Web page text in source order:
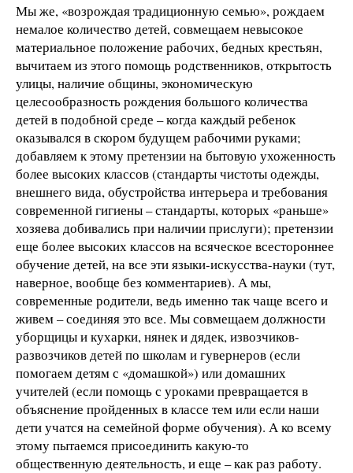
Мы же, «возрождая традиционную семью», рождаем
немалое количество детей, совмещаем невысокое
материальное положение рабочих, бедных крестьян,
вычитаем из этого помощь родственников, открытость
улицы, наличие общины, экономическую
целесообразность рождения большого количества
детей в подобной среде – когда каждый ребенок
оказывался в скором будущем рабочими руками;
добавляем к этому претензии на бытовую ухоженность
более высоких классов (стандарты чистоты одежды,
внешнего вида, обустройства интерьера и требования
современной гигиены – стандарты, которых «раньше»
хозяева добивались при наличии прислуги); претензии
еще более высоких классов на всяческое всестороннее
обучение детей, на все эти языки-искусства-науки (тут,
наверное, вообще без комментариев). А мы,
современные родители, ведь именно так чаще всего и
живем – соединяя это все. Мы совмещаем должности
уборщицы и кухарки, нянек и дядек, извозчиков-
развозчиков детей по школам и гувернеров (если
помогаем детям с «домашкой») или домашних
учителей (если помощь с уроками превращается в
объяснение пройденных в классе тем или если наши
дети учатся на семейной форме обучения). А ко всему
этому пытаемся присоединить какую-то
общественную деятельность, и еще – как раз работу.